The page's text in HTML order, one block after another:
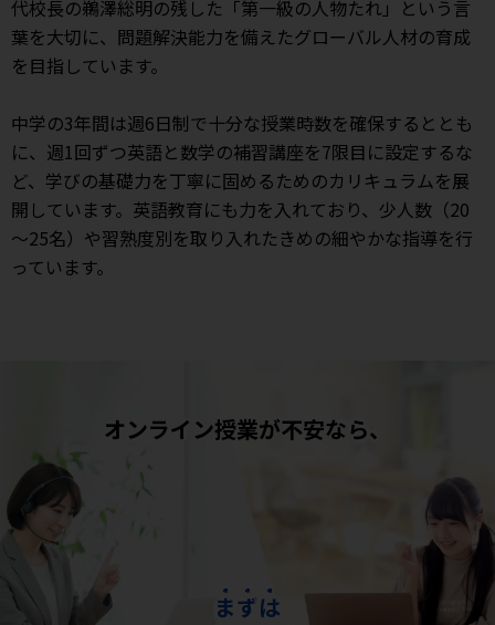
代校長の鵜澤総明の残した「第一級の人物たれ」という言
葉を大切に、問題解決能力を備えたグローバル人材の育成
を目指しています。
中学の3年間は週6日制で十分な授業時数を確保するととも
に、週1回ずつ英語と数学の補習講座を7限目に設定するな
ど、学びの基礎力を丁寧に固めるためのカリキュラムを展
開しています。英語教育にも力を入れており、少人数（20
～25名）や習熟度別を取り入れたきめの細やかな指導を行
っています。
オンライン授業が不安なら、
まず は